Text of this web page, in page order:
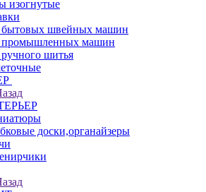
изогнутые
бытовых швейных машин
промышленных машин
шитья
доски,органайзеры